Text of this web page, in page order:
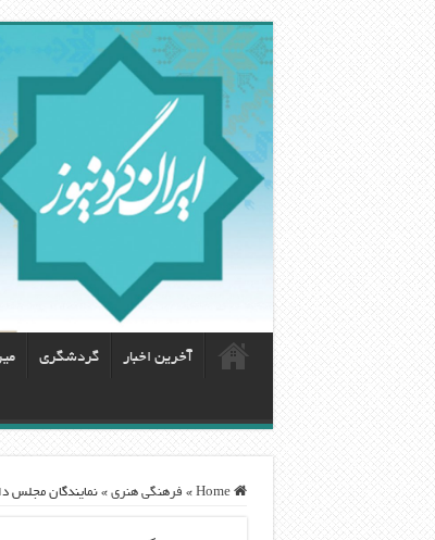
آخرین اخبار گردشگری
Home
» فرهنگی هنری » نمایندگان مجلس